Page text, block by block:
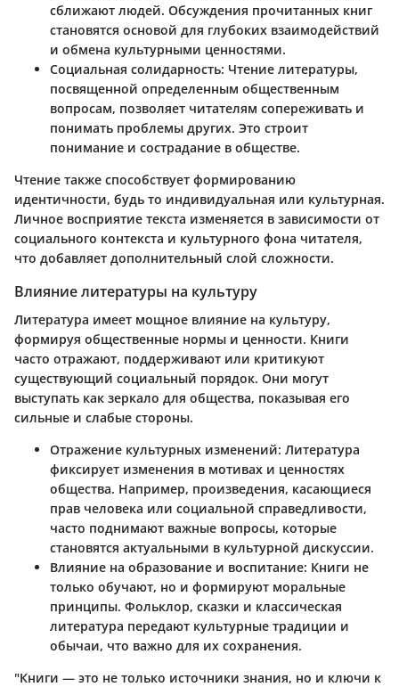
сближают людей. Обсуждения прочитанных книг
становятся основой для глубоких взаимодействий
и обмена культурными ценностями.
Социальная солидарность: Чтение литературы,
посвященной определенным общественным
вопросам, позволяет читателям сопереживать и
понимать проблемы других. Это строит
понимание и сострадание в обществе.
Чтение также способствует формированию
идентичности, будь то индивидуальная или культурная.
Личное восприятие текста изменяется в зависимости от
социального контекста и культурного фона читателя,
что добавляет дополнительный слой сложности.
Влияние литературы на культуру
Литература имеет мощное влияние на культуру,
формируя общественные нормы и ценности. Книги
часто отражают, поддерживают или критикуют
существующий социальный порядок. Они могут
выступать как зеркало для общества, показывая его
сильные и слабые стороны.
Отражение культурных изменений: Литерaтура
фиксирует изменения в мотивах и ценностях
общества. Например, произведения, касающиеся
прав человека или социальной справедливости,
часто поднимают важные вопросы, которые
становятся актуальными в культурной дискуссии.
Влияние на образование и воспитание: Книги не
только обучают, но и формируют моральные
принципы. Фольклор, сказки и классическая
литература передают культурные традиции и
обычаи, что важно для их сохранения.
"Книги — это не только источники знания, но и ключи к